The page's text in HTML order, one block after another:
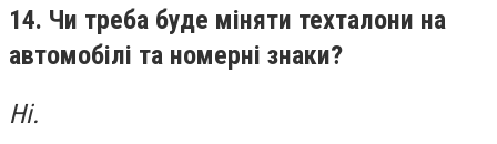
14. Чи треба буде міняти техталони на
автомобілі та номерні знаки?
Ні.